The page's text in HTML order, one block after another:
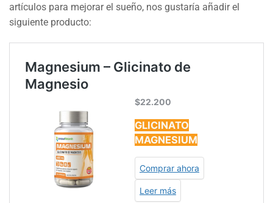
artículos para mejorar el sueño, nos gustaría añadir el
siguiente producto: